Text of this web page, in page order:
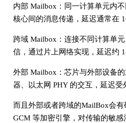
内部 Mailbox：同一计算单元内
核心间的消息传递，延迟通常在
跨域 Mailbox：连接不同计算单
信，通过片上网络实现，延迟约
外部 Mailbox：芯片与外部设备
器、以太网 PHY 的交互，延迟受
而且外部或者跨域的MailBox会
GCM 等加密引擎，对传输的敏